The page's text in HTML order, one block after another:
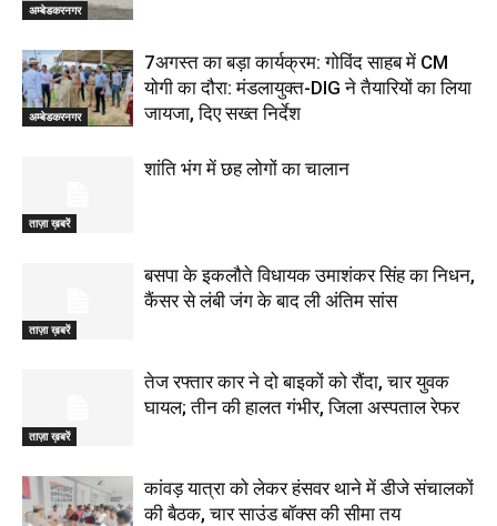
अम्बेडकरनगर
अम्बेडकरनगर
7अगस्त का बड़ा कार्यक्रम: गोविंद साहब में CM
योगी का दौरा: मंडलायुक्त-DIG ने तैयारियों का लिया
जायजा, दिए सख्त निर्देश
ताज़ा ख़बरें
शांति भंग में छह लोगों का चालान
ताज़ा ख़बरें
बसपा के इकलौते विधायक उमाशंकर सिंह का निधन,
कैंसर से लंबी जंग के बाद ली अंतिम सांस
ताज़ा ख़बरें
तेज रफ्तार कार ने दो बाइकों को रौंदा, चार युवक
घायल; तीन की हालत गंभीर, जिला अस्पताल रेफर
कांवड़ यात्रा को लेकर हंसवर थाने में डीजे संचालकों
की बैठक, चार साउंड बॉक्स की सीमा तय